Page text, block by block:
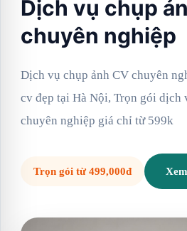
Dịch vụ chụp
chuyên nghiệp
Dịch vụ chụp ảnh CV chuyên
cv đẹp tại Hà Nội, Trọn gói dịch
chuyên nghiệp giá chỉ từ 599k
Trọn gói từ 499,000đ